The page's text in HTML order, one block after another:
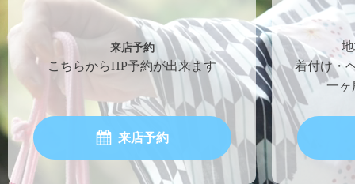
来店予約
こちらからHP予約が出来ます
来店予約
着付け・
一ヶ